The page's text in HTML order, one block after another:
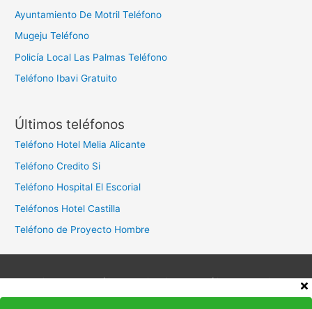
Ayuntamiento De Motril Teléfono
Mugeju Teléfono
Policía Local Las Palmas Teléfono
Teléfono Ibavi Gratuito
Últimos teléfonos
Teléfono Hotel Melia Alicante
Teléfono Credito Si
Teléfono Hospital El Escorial
Teléfonos Hotel Castilla
Teléfono de Proyecto Hombre
Aviso legal Política de privacidad
Política de cookies
Contacto